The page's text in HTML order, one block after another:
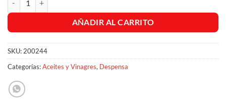
AÑADIR AL CARRITO
SKU: 200244
Categorías:Aceites y Vinagres, Despensa